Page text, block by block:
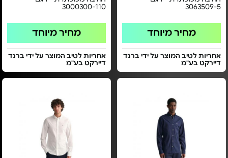
3063509-5
מחיר מיוחד
אחריות לטיב המוצר על ידי ברנד
דיירקט בע"מ
3000300-110
מחיר מיוחד
אחריות לטיב המוצר על ידי ברנד
דיירקט בע"מ